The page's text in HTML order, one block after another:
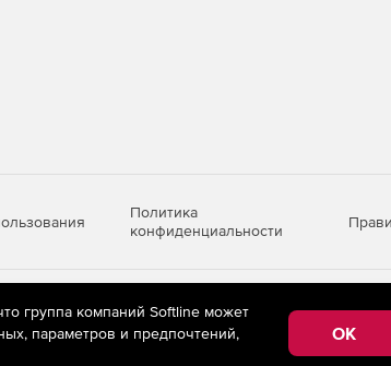
Политика
конфиденциальности
технологии предоставления
находящихся на территории Российской
группа компаний Softline может
параметров и предпочтений,
OK